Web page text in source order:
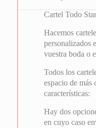
Cartel Todo
Hacemos
personalizados
vuestra boda o
Todos los
espacio de más
características:
Hay dos
en cuyo caso